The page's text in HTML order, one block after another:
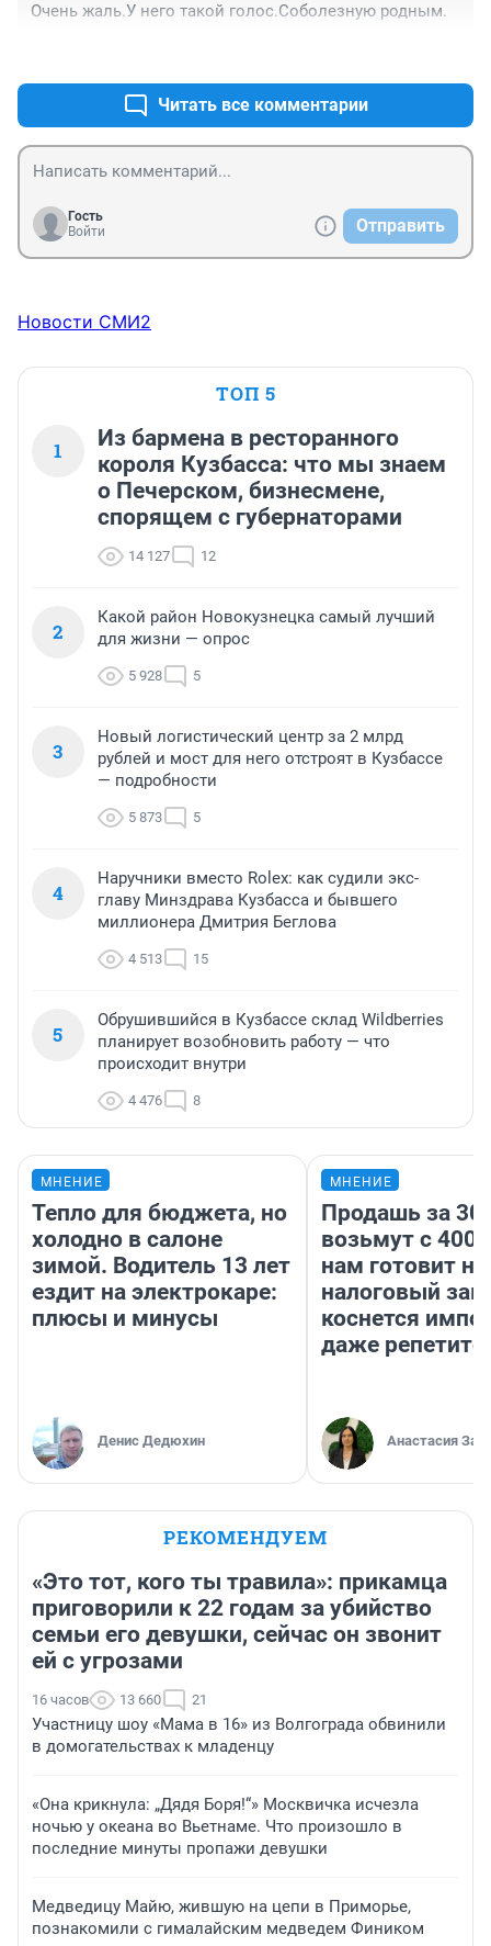
Очень жаль.У него такой голос.Соболезную родным.
Читать все комментарии
Гость
Войти
Отправить
Новости СМИ2
ТОП 5
1
Из бармена в ресторанного
короля Кузбасса: что мы знаем
о Печерском, бизнесмене,
спорящем с губернаторами
14 127 12
2
Какой район Новокузнецка самый лучший
для жизни — опрос
5 928 5
3
Новый логистический центр за 2 млрд
рублей и мост для него отстроят в Кузбассе
— подробности
5 873 5
4
Наручники вместо Rolex: как судили экс-
главу Минздрава Кузбасса и бывшего
миллионера Дмитрия Беглова
4 513 15
5
Обрушившийся в Кузбассе склад Wildberries
планирует возобновить работу — что
происходит внутри
4 476 8
МНЕНИЕ
Тепло для бюджета, но
холодно в салоне
зимой. Водитель 13 лет
ездит на электрокаре:
плюсы и минусы
Денис Дедюхин
МНЕНИЕ
Продашь за
возьмут с
нам готовит
налоговый
коснется
даже
Анастасия
РЕКОМЕНДУЕМ
«Это тот, кого ты травила»: прикамца
приговорили к 22 годам за убийство
семьи его девушки, сейчас он звонит
ей с угрозами
16 часов 13 660 21
Участницу шоу «Мама в 16» из Волгограда обвинили
в домогательствах к младенцу
«Она крикнула: „Дядя Боря!“» Москвичка исчезла
ночью у океана во Вьетнаме. Что произошло в
последние минуты пропажи девушки
Медведицу Майю, жившую на цепи в Приморье,
познакомили с гималайским медведем Фиником